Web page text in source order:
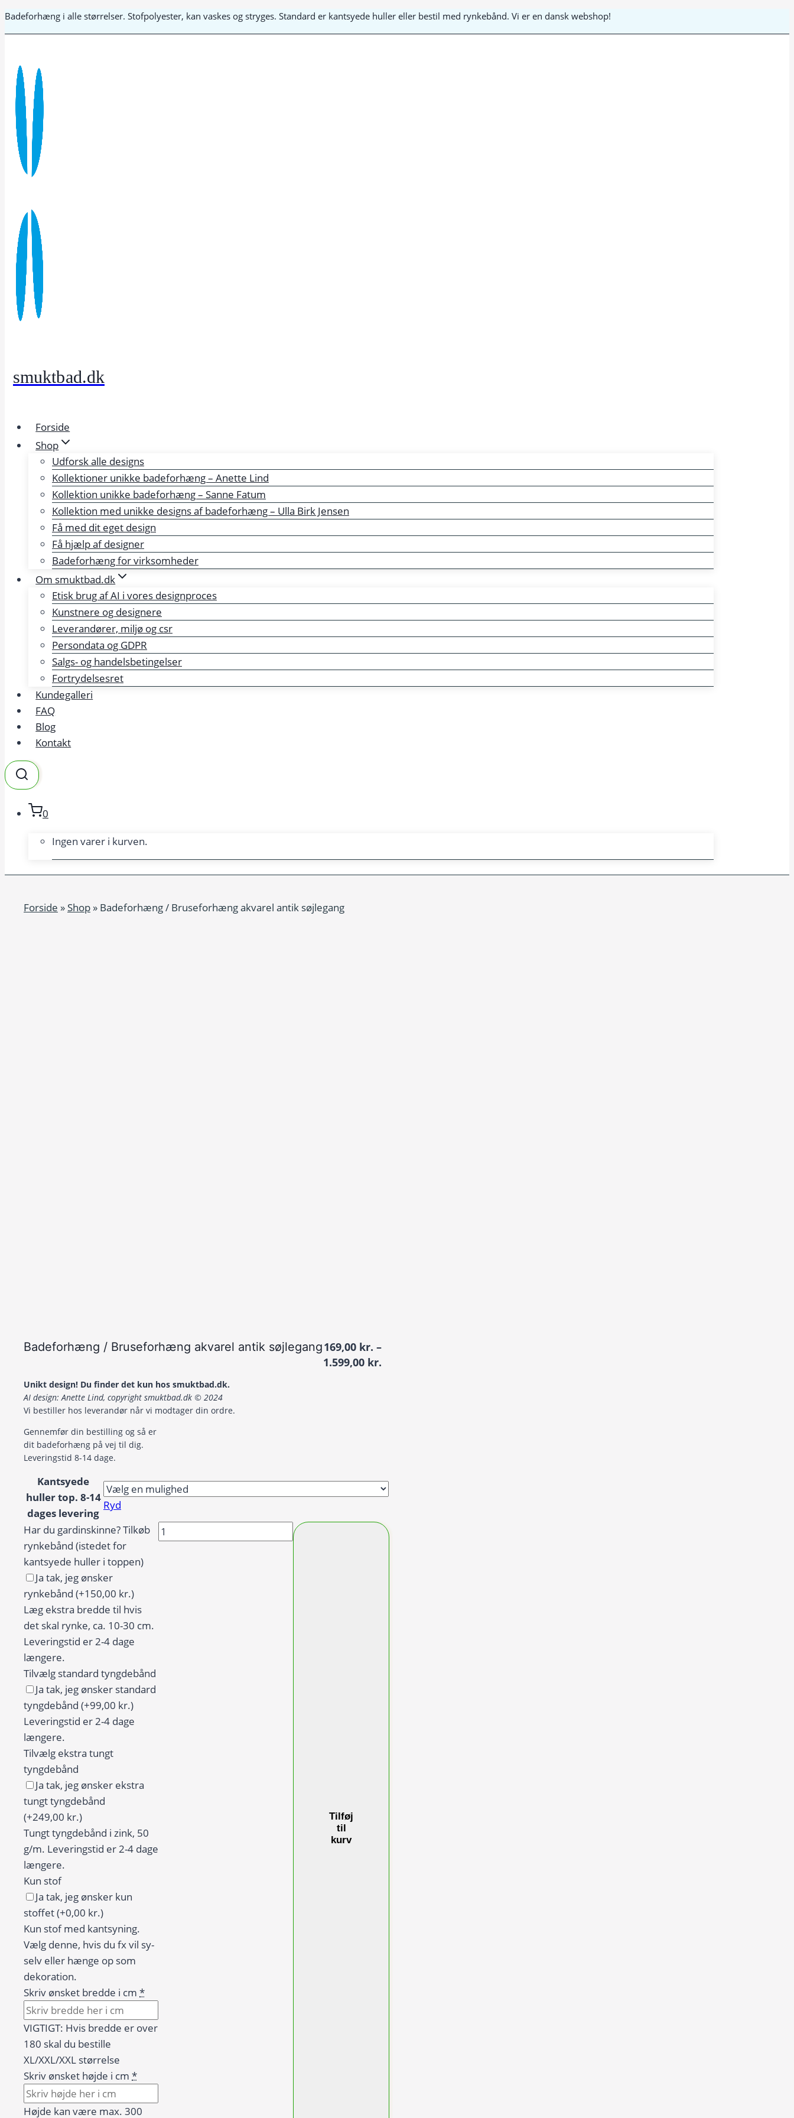
Fortsæt
til
Badeforhæng i alle størrelser. Stofpolyester, kan vaskes og stryges. Standard er kantsyede huller eller bestil med rynkebånd. Vi er en dansk webshop!
smuktbad.dk
Forside
Shop
Udforsk alle designs
Kollektioner unikke badeforhæng – Anette Lind
Kollektion unikke badeforhæng – Sanne Fatum
Kollektion med unikke designs af badeforhæng – Ulla Birk Jensen
Få med dit eget design
Få hjælp af designer
Badeforhæng for virksomheder
Om smuktbad.dk
Etisk brug af AI i vores designproces
Kunstnere og designere
Leverandører, miljø og csr
Persondata og GDPR
Salgs- og handelsbetingelser
Fortrydelsesret
Kundegalleri
FAQ
Blog
Kontakt
0
Ingen varer i kurven.
Forside »Shop » Badeforhæng / Bruseforhæng akvarel antik søjlegang
Badeforhæng / Bruseforhæng akvarel antik søjlegang169,00 kr. –
1.599,00 kr.
Unikt design! Du finder det kun hos smuktbad.dk.
AI design: Anette Lind, copyright smuktbad.dk © 2024
Vi bestiller hos leverandør når vi modtager din ordre.
Gennemfør din bestilling og så er
dit badeforhæng på vej til dig.
Leveringstid 8-14 dage.
Kantsyede
huller top. 8-14
dages levering
Ryd
Har du gardinskinne? Tilkøb
rynkebånd (istedet for
kantsyede huller i toppen)
Ja tak, jeg ønsker
rynkebånd (+150,00 kr.)
Læg ekstra bredde til hvis
det skal rynke, ca. 10-30 cm.
Leveringstid er 2-4 dage
længere.
Tilvælg standard tyngdebånd
Ja tak, jeg ønsker standard
tyngdebånd (+99,00 kr.)
Leveringstid er 2-4 dage
længere.
Tilvælg ekstra tungt
tyngdebånd
Ja tak, jeg ønsker ekstra
tungt tyngdebånd
(+249,00 kr.)
Tungt tyngdebånd i zink, 50
g/m. Leveringstid er 2-4 dage
længere.
Kun stof
Ja tak, jeg ønsker kun
stoffet(+0,00 kr.)
Kun stof med kantsyning.
Vælg denne, hvis du fx vil sy-
selv eller hænge op som
dekoration.
Skriv ønsket bredde i cm *
VIGTIGT: Hvis bredde er over
180 skal du bestille
XL/XXL/XXL størrelse
Skriv ønsket højde i cm *
Højde kan være max. 300
Badeforhæng
/
Tilføj
til
kurv